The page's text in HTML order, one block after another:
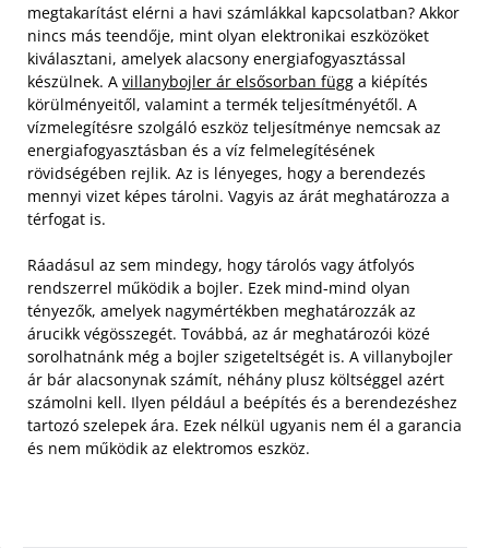
megtakarítást elérni a havi számlákkal kapcsolatban? Akkor
nincs más teendője, mint olyan elektronikai eszközöket
kiválasztani, amelyek alacsony energiafogyasztással
készülnek. A villanybojler ár elsősorban függ a kiépítés
körülményeitől, valamint a termék teljesítményétől. A
vízmelegítésre szolgáló eszköz teljesítménye nemcsak az
energiafogyasztásban és a víz felmelegítésének
rövidségében rejlik. Az is lényeges, hogy a berendezés
mennyi vizet képes tárolni. Vagyis az árát meghatározza a
térfogat is.
Ráadásul az sem mindegy, hogy tárolós vagy átfolyós
rendszerrel működik a bojler. Ezek mind-mind olyan
tényezők, amelyek nagymértékben meghatározzák az
árucikk végösszegét. Továbbá, az ár meghatározói közé
sorolhatnánk még a bojler szigeteltségét is. A villanybojler
ár bár alacsonynak számít, néhány plusz költséggel azért
számolni kell. Ilyen például a beépítés és a berendezéshez
tartozó szelepek ára. Ezek nélkül ugyanis nem él a garancia
és nem működik az elektromos eszköz.